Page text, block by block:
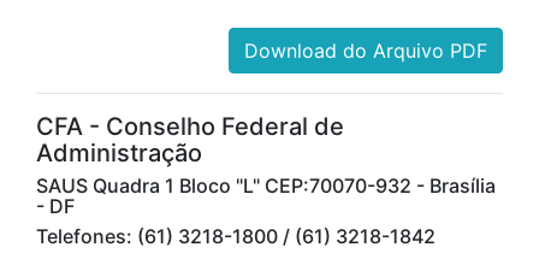
Download do Arquivo PDF
CFA - Conselho Federal de
Administração
SAUS Quadra 1 Bloco "L" CEP:70070-932 - Brasília
- DF
Telefones: (61) 3218-1800 / (61) 3218-1842